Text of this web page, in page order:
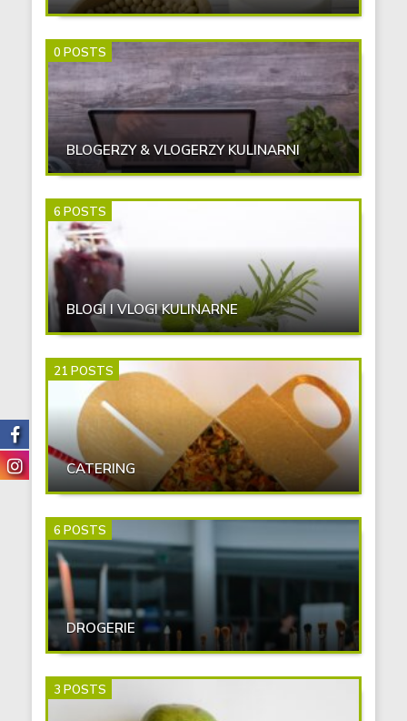
0 POSTS
BLOGERZY & VLOGERZY KULINARNI
6 POSTS
BLOGI I VLOGI KULINARNE
21 POSTS
CATERING
6 POSTS
DROGERIE
3 POSTS